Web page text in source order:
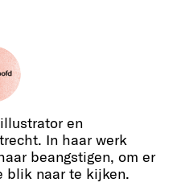
en
In haar werk
beangstigen, om er
blik naar te kijken.